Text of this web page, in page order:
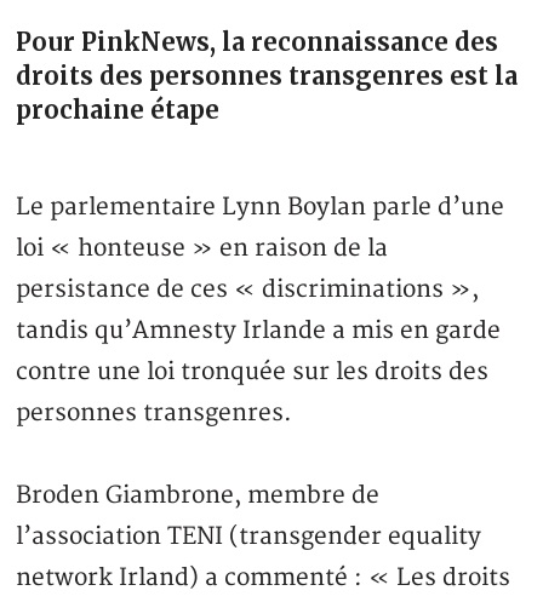
Pour PinkNews, la reconnaissance des
droits des personnes transgenres est la
prochaine étape
Le parlementaire Lynn Boylan parle d’une
loi « honteuse » en raison de la
persistance de ces « discriminations »,
tandis qu’Amnesty Irlande a mis en garde
contre une loi tronquée sur les droits des
personnes transgenres.
Broden Giambrone, membre de
l’association TENI (transgender equality
network Irland) a commenté : « Les droits